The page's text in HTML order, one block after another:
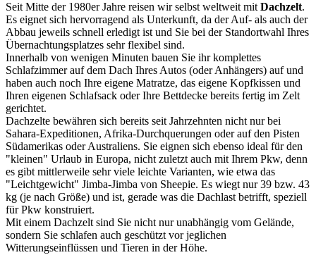
Seit Mitte der 1980er Jahre reisen wir selbst weltweit mit Dachzelt.
Es eignet sich hervorragend als Unterkunft, da der Auf- als auch der
Abbau jeweils schnell erledigt ist und Sie bei der Standortwahl Ihres
Übernachtungsplatzes sehr flexibel sind.
Innerhalb von wenigen Minuten bauen Sie ihr komplettes
Schlafzimmer auf dem Dach Ihres Autos (oder Anhängers) auf und
haben auch noch Ihre eigene Matratze, das eigene Kopfkissen und
Ihren eigenen Schlafsack oder Ihre Bettdecke bereits fertig im Zelt
gerichtet.
Dachzelte bewähren sich bereits seit Jahrzehnten nicht nur bei
Sahara-Expeditionen, Afrika-Durchquerungen oder auf den Pisten
Südamerikas oder Australiens. Sie eignen sich ebenso ideal für den
"kleinen" Urlaub in Europa, nicht zuletzt auch mit Ihrem Pkw, denn
es gibt mittlerweile sehr viele leichte Varianten, wie etwa das
"Leichtgewicht" Jimba-Jimba von Sheepie. Es wiegt nur 39 bzw. 43
kg (je nach Größe) und ist, gerade was die Dachlast betrifft, speziell
für Pkw konstruiert.
Mit einem Dachzelt sind Sie nicht nur unabhängig vom Gelände,
sondern Sie schlafen auch geschützt vor jeglichen
Witterungseinflüssen und Tieren in der Höhe.